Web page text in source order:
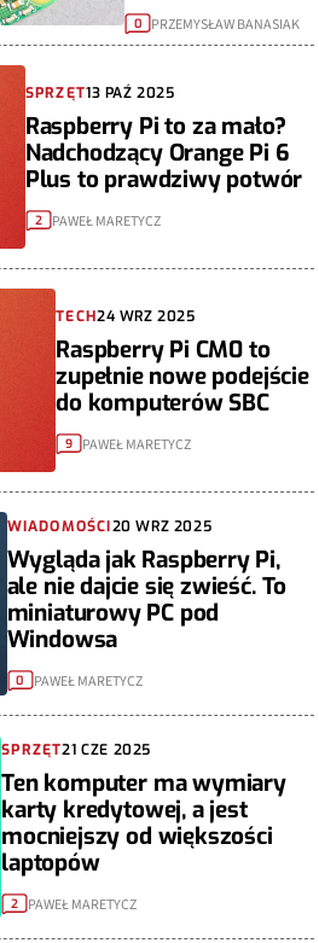
0 PRZEMYSŁAW BANASIAK
SPRZĘT13 PAŹ 2025
Raspberry Pi to za mało?
Nadchodzący Orange Pi 6
Plus to prawdziwy potwór
2 PAWEŁ MARETYCZ
TECH24 WRZ 2025
Raspberry Pi CM0 to
zupełnie nowe podejście
do komputerów SBC
9 PAWEŁ MARETYCZ
WIADOMOŚCI20 WRZ 2025
Wygląda jak Raspberry Pi,
ale nie dajcie się zwieść. To
miniaturowy PC pod
Windowsa
0 PAWEŁ MARETYCZ
SPRZĘT21 CZE 2025
Ten komputer ma wymiary
karty kredytowej, a jest
mocniejszy od większości
laptopów
2 PAWEŁ MARETYCZ